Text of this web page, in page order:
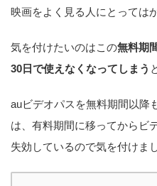
映画をよく見る人にとっては
気を付けたいのはこの無料期
30日で使えなくなってしまう
auビデオパスを無料期間以降
は、有料期間に移ってからビ
失効しているので気を付けま